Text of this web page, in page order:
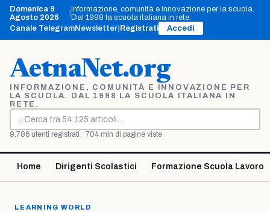
Vai
contenuto
Domenica 9
Agosto 2026
|Informazione, comunità e innovazione per la scuola.
Dal 1998 la scuola italiana in rete.
Canale TelegramNewsletter Registrati Accedi
AetnaNet.org
INFORMAZIONE, COMUNITÀ E INNOVAZIONE PER
LA SCUOLA. DAL 1998 LA SCUOLA ITALIANA IN
RETE.
⌕
Cerca
9.786 utenti registrati · 704 mln di pagine viste
Home Dirigenti Scolastici Formazione Scuola Lavoro
LEARNING WORLD